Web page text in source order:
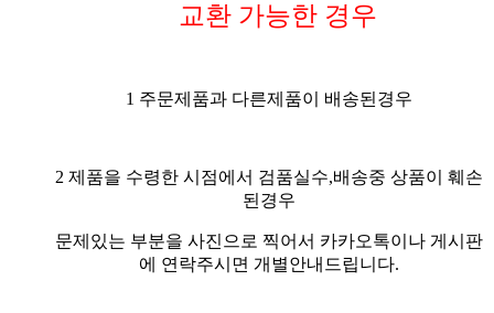
교환 가능한 경우
1 주문제품과 다른제품이 배송된경우
2 제품을 수령한 시점에서 검품실수,배송중 상품이 훼손
된경우
문제있는 부분을 사진으로 찍어서 카카오톡이나 게시판
에 연락주시면 개별안내드립니다.